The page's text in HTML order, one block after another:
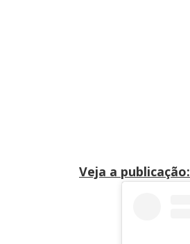
Veja a publicação: